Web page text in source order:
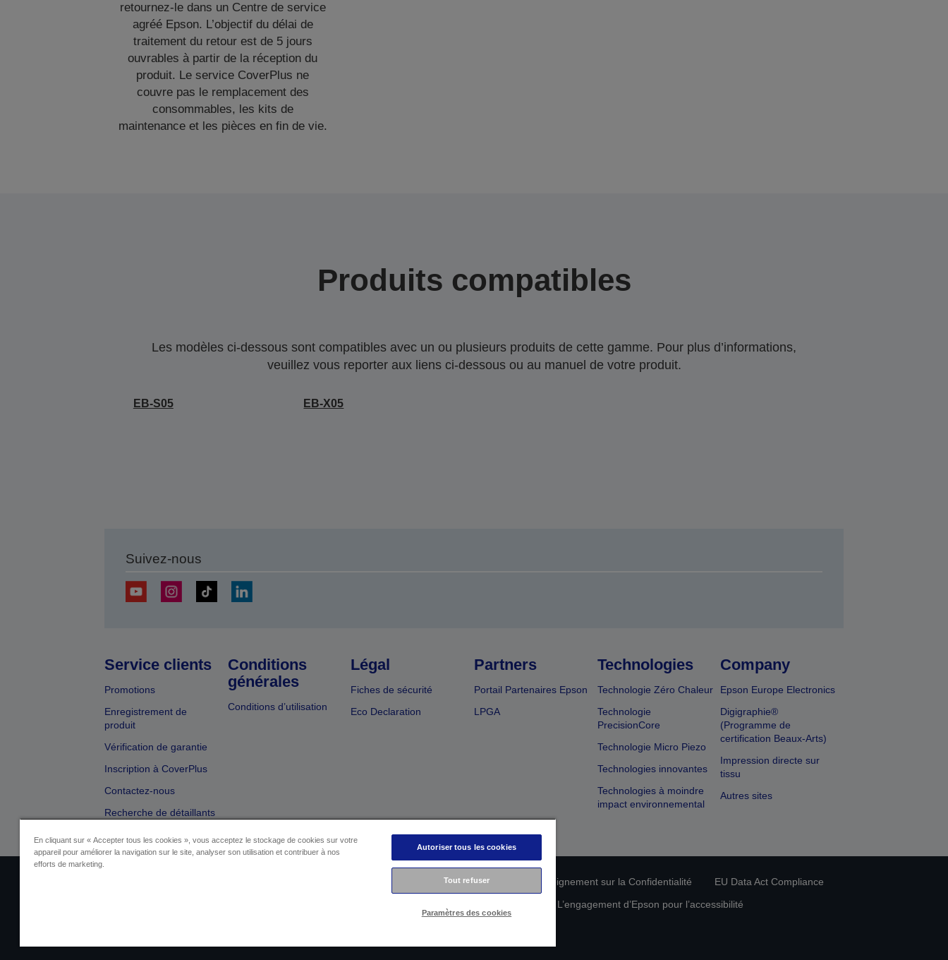
retournez-le dans un Centre de service
agréé Epson. L’objectif du délai de
traitement du retour est de 5 jours
ouvrables à partir de la réception du
produit. Le service CoverPlus ne
couvre pas le remplacement des
consommables, les kits de
maintenance et les pièces en fin de vie.
Produits compatibles
Les modèles ci-dessous sont compatibles avec un ou plusieurs produits de cette gamme. Pour plus d’informations,
veuillez vous reporter aux liens ci-dessous ou au manuel de votre produit.
EB-S05 EB-X05
Suivez-nous
Service clients
Promotions
Enregistrement de
produit
Vérification de garantie
Inscription à CoverPlus
Contactez-nous
Recherche de détaillants
Conditions
générales
Conditions d’utilisation
Légal
Fiches de sécurité
Eco Declaration
Partners
Portail Partenaires Epson
LPGA
Technologies
Technologie Zéro Chaleur
Technologie
PrecisionCore
Technologie Micro Piezo
Technologies innovantes
Technologies à moindre
impact environnemental
Company
Epson Europe Electronics
Digigraphie®
(Programme de
certification Beaux-Arts)
Impression directe sur
tissu
Autres sites
Déclaration de Renseignement sur la Confidentialité
EU Data Act Compliance
L’engagement d’Epson pour l’accessibilité
En cliquant sur « Accepter tous les cookies », vous acceptez le stockage de cookies sur votre
appareil pour améliorer la navigation sur le site, analyser son utilisation et contribuer à nos
efforts de marketing.
Autoriser tous les cookies
Tout refuser
Paramètres des cookies